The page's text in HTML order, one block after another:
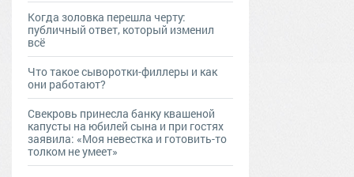
Когда золовка перешла черту:
публичный ответ, который изменил
всё
Что такое сыворотки-филлеры и как
они работают?
Свекровь принесла банку квашеной
капусты на юбилей сына и при гостях
заявила: «Моя невестка и готовить-то
толком не умеет»